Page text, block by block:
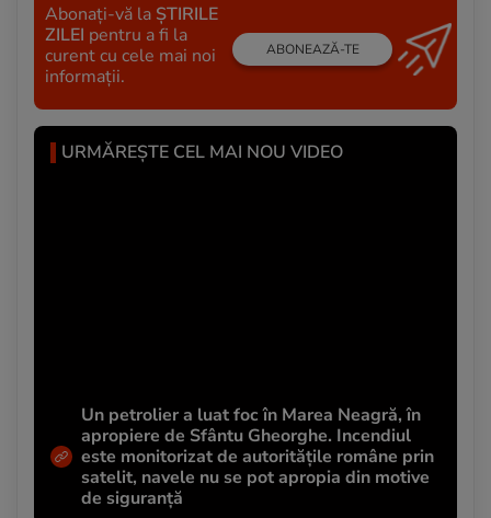
Abonați-vă la ȘTIRILE
ZILEI pentru a fi la
curent cu cele mai noi
informații.
ABONEAZĂ-TE
URMĂREȘTE CEL MAI NOU VIDEO
Un petrolier a luat foc în Marea Neagră, în
apropiere de Sfântu Gheorghe. Incendiul
este monitorizat de autoritățile române prin
satelit, navele nu se pot apropia din motive
de siguranță